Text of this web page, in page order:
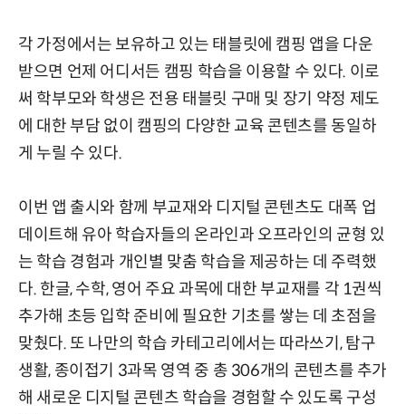
각 가정에서는 보유하고 있는 태블릿에 캠핑 앱을 다운
받으면 언제 어디서든 캠핑 학습을 이용할 수 있다. 이로
써 학부모와 학생은 전용 태블릿 구매 및 장기 약정 제도
에 대한 부담 없이 캠핑의 다양한 교육 콘텐츠를 동일하
게 누릴 수 있다.
이번 앱 출시와 함께 부교재와 디지털 콘텐츠도 대폭 업
데이트해 유아 학습자들의 온라인과 오프라인의 균형 있
는 학습 경험과 개인별 맞춤 학습을 제공하는 데 주력했
다. 한글, 수학, 영어 주요 과목에 대한 부교재를 각 1권씩
추가해 초등 입학 준비에 필요한 기초를 쌓는 데 초점을
맞췄다. 또 나만의 학습 카테고리에서는 따라쓰기, 탐구
생활, 종이접기 3과목 영역 중 총 306개의 콘텐츠를 추가
해 새로운 디지털 콘텐츠 학습을 경험할 수 있도록 구성